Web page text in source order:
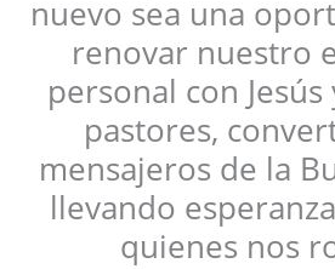
nuevo sea una
renovar nuestro
personal con
pastores,
mensajeros de la
llevando
quienes nos